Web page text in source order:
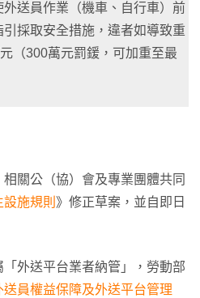
送員作業（機車、自行車）前
採取安全措施，違者如導致重
（300萬元罰鍰，可加重至最
關公（協）會及專業團體共同
施規則 》修正草案，並自即日
外送平台業者納管」，勞動部
送員權益保障及外送平台管理